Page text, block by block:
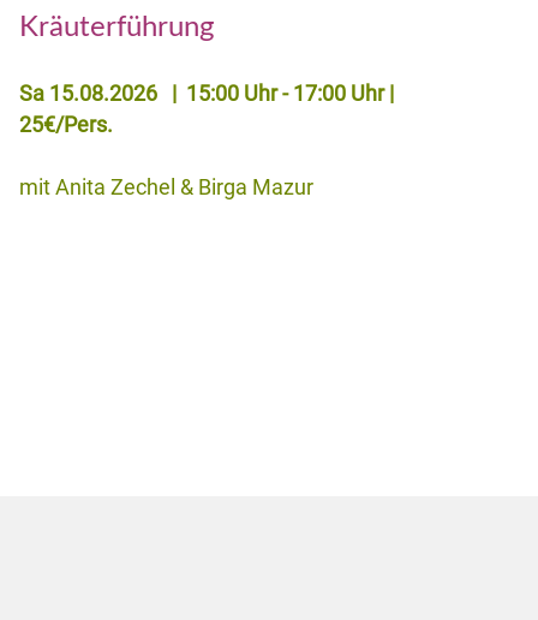
Kräuterführung
Sa 15.08.2026 | 15:00 Uhr - 17:00 Uhr |
25€/Pers.
mit Anita Zechel & Birga Mazur